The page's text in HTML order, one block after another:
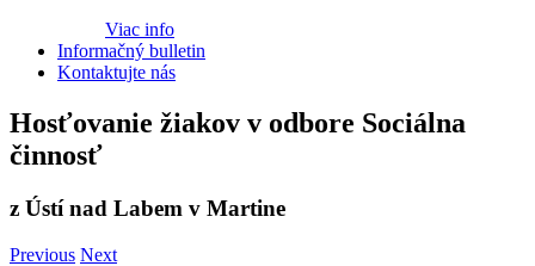
Viac info
Informačný bulletin
Kontaktujte nás
Hosťovanie žiakov v odbore Sociálna
činnosť
z Ústí nad Labem v Martine
Previous Next